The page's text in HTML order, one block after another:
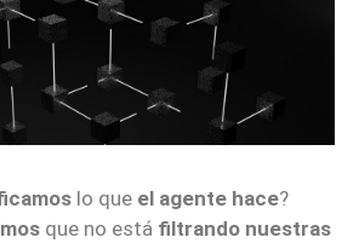
lo que el agente hace?
que no está filtrando nuestras